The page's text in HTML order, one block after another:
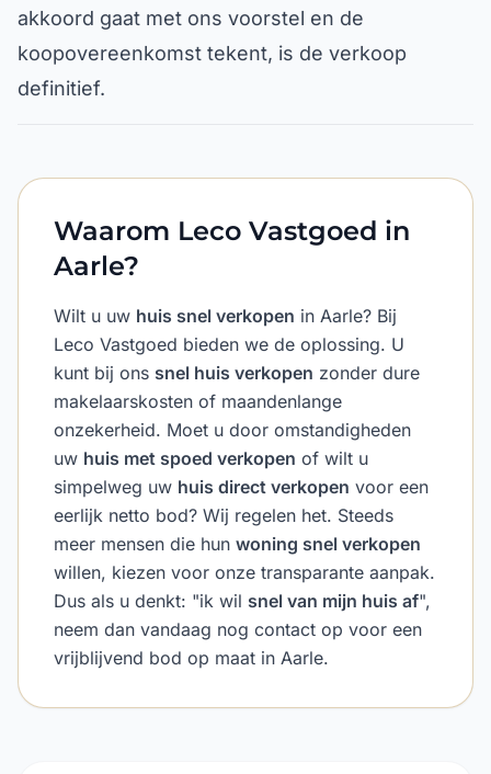
akkoord gaat met ons voorstel en de
koopovereenkomst tekent, is de verkoop
definitief.
Waarom Leco Vastgoed in
Aarle?
Wilt u uw huis snel verkopen in Aarle? Bij
Leco Vastgoed bieden we de oplossing. U
kunt bij ons snel huis verkopen zonder dure
makelaarskosten of maandenlange
onzekerheid. Moet u door omstandigheden
uw huis met spoed verkopen of wilt u
simpelweg uw huis direct verkopen voor een
eerlijk netto bod? Wij regelen het. Steeds
meer mensen die hun woning snel verkopen
willen, kiezen voor onze transparante aanpak.
Dus als u denkt: "ik wil snel van mijn huis af",
neem dan vandaag nog contact op voor een
vrijblijvend bod op maat in Aarle.